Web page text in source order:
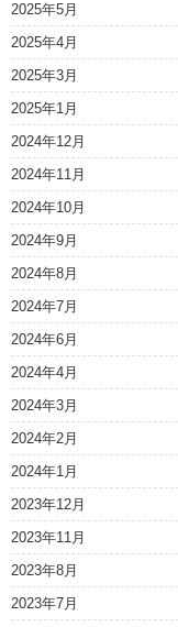
2025年5月
2025年4月
2025年3月
2025年1月
2024年12月
2024年11月
2024年10月
2024年9月
2024年8月
2024年7月
2024年6月
2024年4月
2024年3月
2024年2月
2024年1月
2023年12月
2023年11月
2023年8月
2023年7月